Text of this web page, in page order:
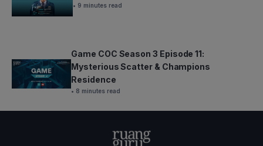
• 9 minutes read
Game COC Season 3 Episode 11:
Mysterious Scatter & Champions
Residence
• 8 minutes read